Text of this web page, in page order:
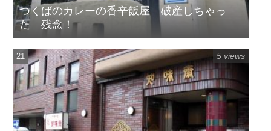
つくばのカレーの香辛飯屋 破産しちゃっ
た 残念！
5 views